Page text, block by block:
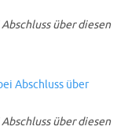
über diesen
über diesen